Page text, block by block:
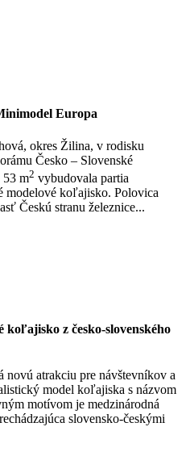
Europa
okres Žilina, v rodisku
Česko – Slovenské
53 m2 vybudovala partia
modelové koľajisko. Polovica
Českú stranu železnice...
z česko-slovenského
novú atrakciu pre návštevníkov a
model koľajiska s názvom
motívom je medzinárodná
slovensko-českými